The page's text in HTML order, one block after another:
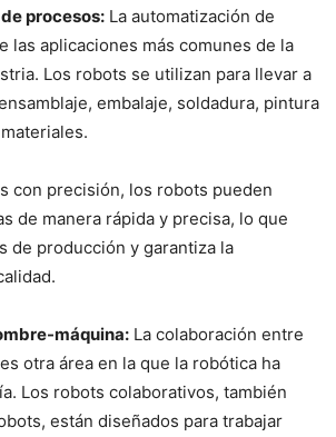
procesos: La automatización de
las aplicaciones más comunes de la
Los robots se utilizan para llevar a
embalaje, soldadura, pintura
con precisión, los robots pueden
de manera rápida y precisa, lo que
de producción y garantiza la
máquina: La colaboración entre
otra área en la que la robótica ha
Los robots colaborativos, también
están diseñados para trabajar